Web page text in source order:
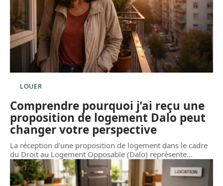
LOUER
Comprendre pourquoi j’ai reçu une
proposition de logement Dalo peut
changer votre perspective
La réception d'une proposition de logement dans le cadre
du Droit au Logement Opposable (Dalo) représente…